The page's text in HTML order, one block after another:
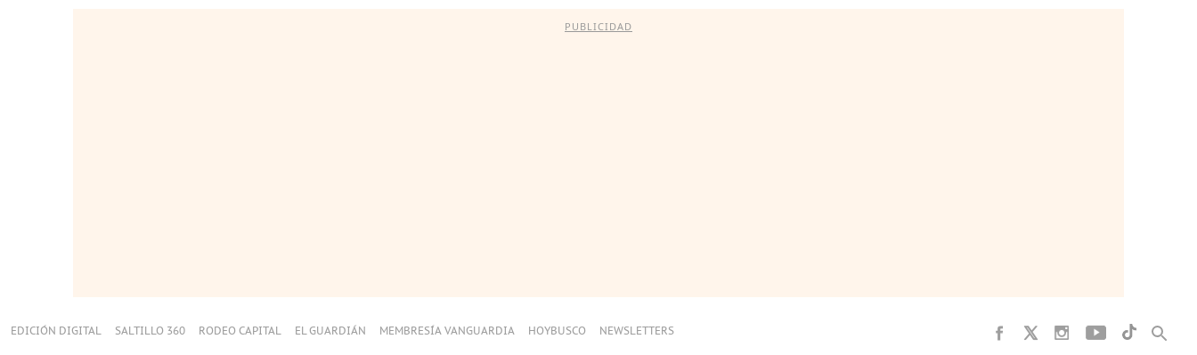
PUBLICIDAD
EDICIÓN DIGITAL SALTILLO 360 RODEO CAPITAL EL GUARDIÁN MEMBRESÍA VANGUARDIA HOYBUSCO NEWSLETTERS